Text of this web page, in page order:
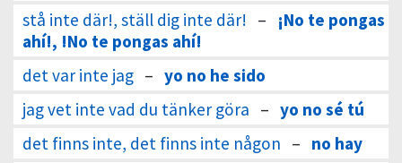
stå inte där!, ställ dig inte där! –
¡No te pongas
ahí!, !No te pongas ahí!
det var inte jag – yo no he sido
jag vet inte vad du tänker göra – yo no sé tú
det finns inte, det finns inte någon – no hay